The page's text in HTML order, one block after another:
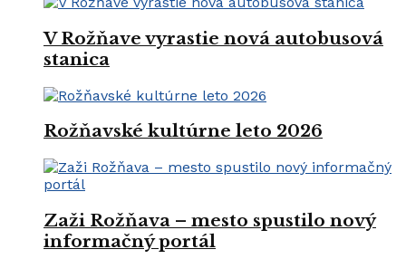
V Rožňave vyrastie nová autobusová
stanica
Rožňavské kultúrne leto 2026
Zaži Rožňava – mesto spustilo nový
informačný portál